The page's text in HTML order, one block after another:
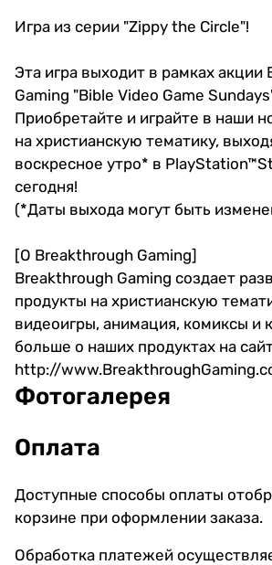
Игра из серии "Zippy the Circle"!
Эта игра выходит в рамках акции
Gaming "Bible Video Game
Приобретайте и играйте в наши
на христианскую тематику,
воскресное утро* в
сегодня!
(*Даты выхода могут быть
[О Breakthrough Gaming]
Breakthrough Gaming создает
продукты на христианскую
видеоигры, анимация, комиксы и
больше о наших продуктах на
http://
Фотогалерея
Оплата
Доступные способы оплаты
корзине при оформлении заказа.
Обработка платежей